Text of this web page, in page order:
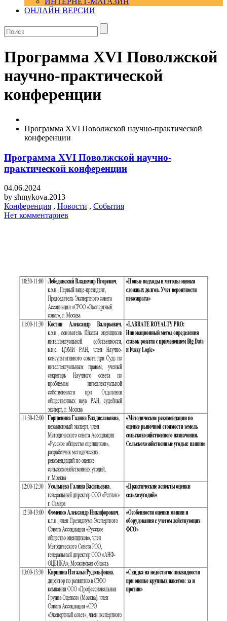
ОНЛАЙН ВЕРСИИ
Программа XVI Поволжской
научно-практической
конференции
Программа XVI Поволжской научно-практической
конференции
Программа XVI Поволжской научно-
практической конференции
04.06.2024
by shmykova.2013
Конференция , Новости , События
Нет комментариев